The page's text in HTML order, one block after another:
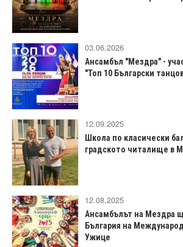
03.06.2026
Ансамбъл "Мездра" -
"Топ 10 Български
12.09.2025
Школа по класически
градското читалище в
12.08.2025
Ансамбълът на Мездра
България на
Ужице